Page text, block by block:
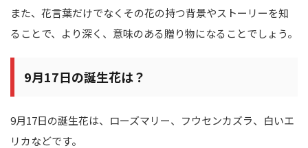
また、花言葉だけでなくその花の持つ背景やストーリーを知
ることで、より深く、意味のある贈り物になることでしょう。
9月17日の誕生花は？
9月17日の誕生花は、ローズマリー、フウセンカズラ、白いエ
リカなどです。